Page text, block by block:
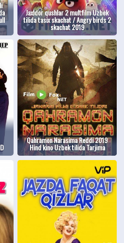
Jaxldor qushlar 2 multfilm Uzbek
tilida tasix skachat / Angry birds 2
skachat 2019
Qahramon Narasima Reddi 2019
Hind kino Uzbek tilida Tarjima